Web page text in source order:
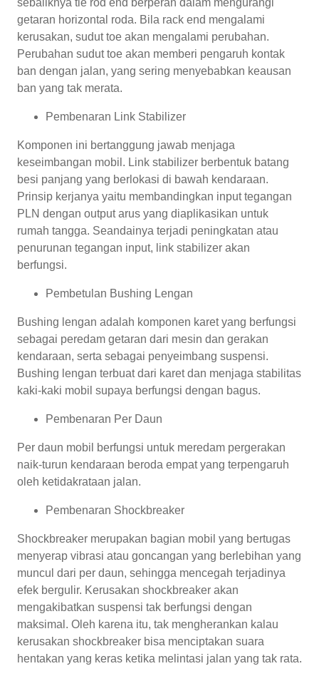
getaran horizontal roda. Bila rack end mengalami
kerusakan, sudut toe akan mengalami perubahan.
Perubahan sudut toe akan memberi pengaruh kontak
ban dengan jalan, yang sering menyebabkan keausan
ban yang tak merata.
Pembenaran Link Stabilizer
Komponen ini bertanggung jawab menjaga
keseimbangan mobil. Link stabilizer berbentuk batang
besi panjang yang berlokasi di bawah kendaraan.
Prinsip kerjanya yaitu membandingkan input tegangan
PLN dengan output arus yang diaplikasikan untuk
rumah tangga. Seandainya terjadi peningkatan atau
penurunan tegangan input, link stabilizer akan
berfungsi.
Pembetulan Bushing Lengan
Bushing lengan adalah komponen karet yang berfungsi
sebagai peredam getaran dari mesin dan gerakan
kendaraan, serta sebagai penyeimbang suspensi.
Bushing lengan terbuat dari karet dan menjaga stabilitas
kaki-kaki mobil supaya berfungsi dengan bagus.
Pembenaran Per Daun
Per daun mobil berfungsi untuk meredam pergerakan
naik-turun kendaraan beroda empat yang terpengaruh
oleh ketidakrataan jalan.
Pembenaran Shockbreaker
Shockbreaker merupakan bagian mobil yang bertugas
menyerap vibrasi atau goncangan yang berlebihan yang
muncul dari per daun, sehingga mencegah terjadinya
efek bergulir. Kerusakan shockbreaker akan
mengakibatkan suspensi tak berfungsi dengan
maksimal. Oleh karena itu, tak mengherankan kalau
kerusakan shockbreaker bisa menciptakan suara
hentakan yang keras ketika melintasi jalan yang tak rata.